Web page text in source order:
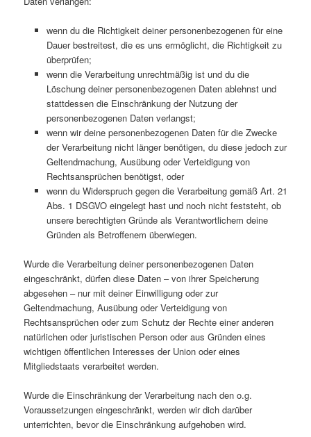
wenn du die Richtigkeit deiner personenbezogenen für eine
Dauer bestreitest, die es uns ermöglicht, die Richtigkeit zu
überprüfen;
wenn die Verarbeitung unrechtmäßig ist und du die
Löschung deiner personenbezogenen Daten ablehnst und
stattdessen die Einschränkung der Nutzung der
personenbezogenen Daten verlangst;
wenn wir deine personenbezogenen Daten für die Zwecke
der Verarbeitung nicht länger benötigen, du diese jedoch zur
Geltendmachung, Ausübung oder Verteidigung von
Rechtsansprüchen benötigst, oder
wenn du Widerspruch gegen die Verarbeitung gemäß Art. 21
Abs. 1 DSGVO eingelegt hast und noch nicht feststeht, ob
unsere berechtigten Gründe als Verantwortlichem deine
Gründen als Betroffenem überwiegen.
Wurde die Verarbeitung deiner personenbezogenen Daten
eingeschränkt, dürfen diese Daten – von ihrer Speicherung
abgesehen – nur mit deiner Einwilligung oder zur
Geltendmachung, Ausübung oder Verteidigung von
Rechtsansprüchen oder zum Schutz der Rechte einer anderen
natürlichen oder juristischen Person oder aus Gründen eines
wichtigen öffentlichen Interesses der Union oder eines
Mitgliedstaats verarbeitet werden.
Wurde die Einschränkung der Verarbeitung nach den o.g.
Voraussetzungen eingeschränkt, werden wir dich darüber
unterrichten, bevor die Einschränkung aufgehoben wird.